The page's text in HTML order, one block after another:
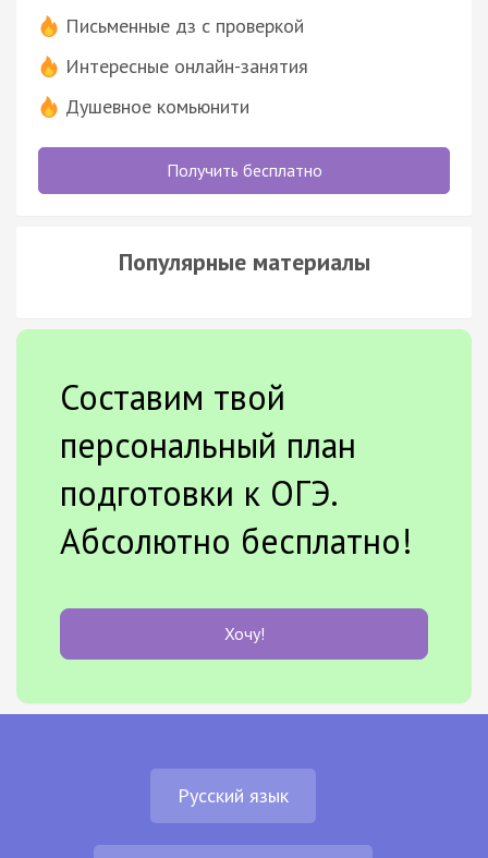
Письменные дз с проверкой
Интересные онлайн-занятия
Душевное комьюнити
Получить бесплатно
Популярные материалы
Составим твой
персональный план
подготовки к ОГЭ.
Абсолютно бесплатно!
Хочу!
Русский язык